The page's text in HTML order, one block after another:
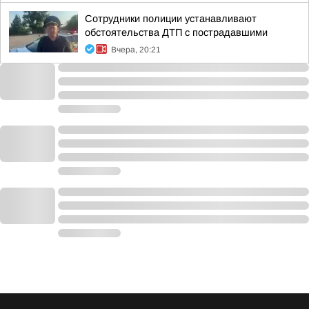
Сотрудники полиции устанавливают
обстоятельства ДТП с пострадавшими
Вчера, 20:21